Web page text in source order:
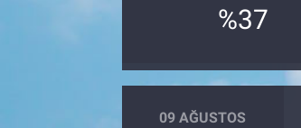
%37
09 AĞUSTOS